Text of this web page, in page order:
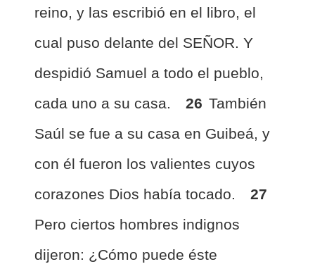
reino, y las escribió en el libro, el
cual puso delante del SEÑOR. Y
despidió Samuel a todo el pueblo,
cada uno a su casa.
26 También
Saúl se fue a su casa en Guibeá, y
con él fueron los valientes cuyos
corazones Dios había tocado.
27
Pero ciertos hombres indignos
dijeron: ¿Cómo puede éste